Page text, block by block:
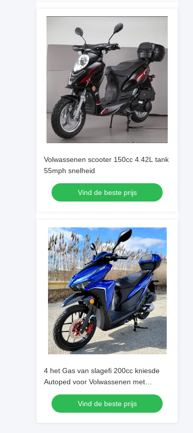
Volwassenen scooter 150cc 4.42L tank
55mph snelheid
Vind de beste prijs
4 het Gas van slagefi 200cc kniesde
Autoped voor Volwassenen met
Geleide Lichten
Vind de beste prijs